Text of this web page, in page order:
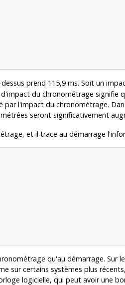
prend 115,9 ms. Soit un
du chronométrage signifie
l'impact du chronométrage.
seront significativement
et il trace au démarrage
qu'au démarrage. Sur
sur certains systèmes plus
logicielle, qui peut avoir une